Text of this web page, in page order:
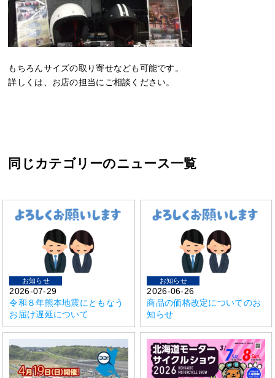
もちろんサイズの取り寄せなども可能です。
詳しくは、お店の担当にご相談ください。
同じカテゴリーのニュース一覧
お知らせ
2026-07-29
令和８年熊本地震にともなう
お届け遅延について
お知らせ
2026-06-26
商品の価格改定についてのお
知らせ